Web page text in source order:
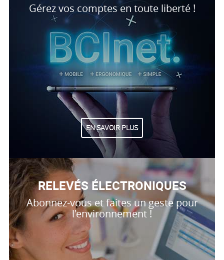
Gérez vos comptes en toute liberté !
EN SAVOIR PLUS
RELEVÉS ÉLECTRONIQUES
Abonnez-vous et faites un geste pour
l'environnement !